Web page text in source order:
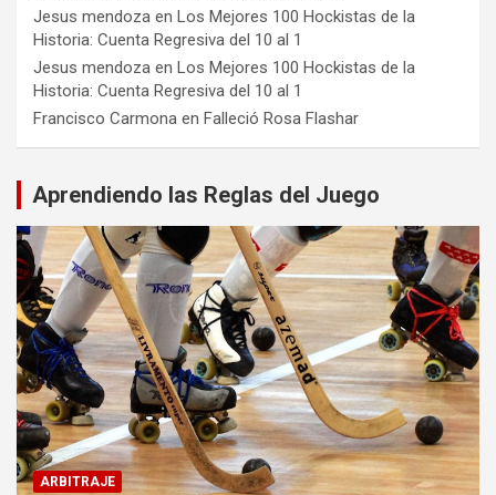
Jesus mendoza en Los Mejores 100 Hockistas de la
Historia: Cuenta Regresiva del 10 al 1
Jesus mendoza en Los Mejores 100 Hockistas de la
Historia: Cuenta Regresiva del 10 al 1
Francisco Carmona en Falleció Rosa Flashar
Aprendiendo las Reglas del Juego
ARBITRAJE